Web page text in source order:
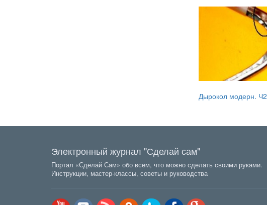
Дырокол модерн. Ч2
Электронный журнал "Сделай сам"
Портал «Сделай Сам» обо всем, что можно сделать своими руками.
Инструкции, мастер-классы, советы и руководства